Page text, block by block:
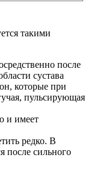
такими
после
сустава
которые при
пульсирующая
и имеет
редко. В
после сильного